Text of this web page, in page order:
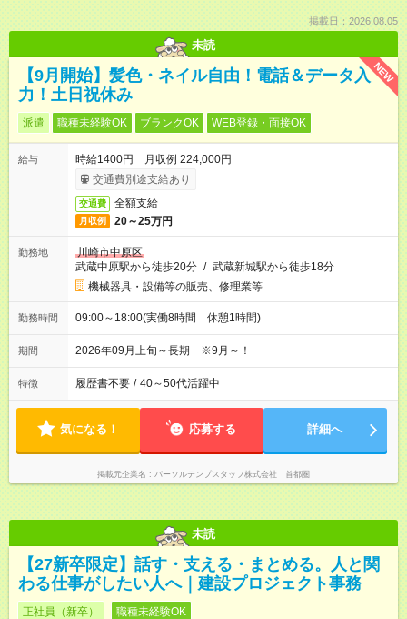
掲載日：2026.08.05
未読
NEW
【9月開始】髪色・ネイル自由！電話＆データ入
力！土日祝休み
派遣 職種未経験OK ブランクOK WEB登録・面接OK
給与
時給1400円 月収例 224,000円
交通費別途支給あり
交通費 全額支給
月収例 20～25万円
勤務地
川崎市中原区
武蔵中原駅から徒歩20分 / 武蔵新城駅から徒歩18分
機械器具・設備等の販売、修理業等
勤務時間 09:00～18:00(実働8時間 休憩1時間)
期間 2026年09月上旬～長期 ※9月～！
特徴 履歴書不要 / 40～50代活躍中
気になる！ 応募する 詳細へ
掲載元企業名 パーソルテンプスタッフ株式会社 首都圏
未読
【27新卒限定】話す・支える・まとめる。人と関
わる仕事がしたい人へ｜建設プロジェクト事務
正社員（新卒） 職種未経験OK